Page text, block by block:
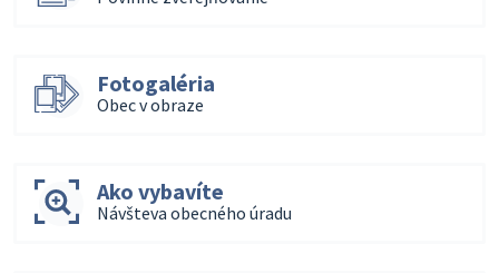
Fotogaléria
Obec v obraze
Ako vybavíte
Návšteva obecného úradu